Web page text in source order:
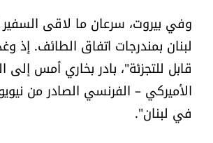
وفي بيروت، سرعان ما لاقى السفير
لبنان بمندرجات اتفاق الطائف. إذ
قابل للتجزئة"، بادر بخاري أمس
الأميركي – الفرنسي الصادر من
في لبنان".